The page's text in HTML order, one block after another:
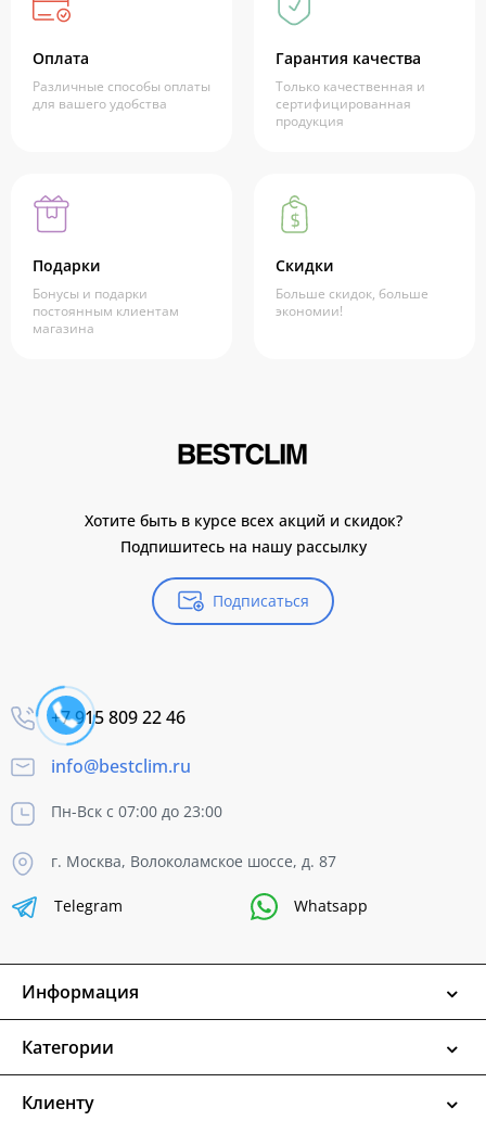
Оплата
Различные способы оплаты
для вашего удобства
Гарантия качества
Только качественная и
сертифицированная
продукция
Подарки
Бонусы и подарки
постоянным клиентам
магазина
Скидки
Больше скидок, больше
экономии!
Хотите быть в курсе всех акций и скидок?
Подпишитесь на нашу рассылку
Подписаться
+7 915 809 22 46
info@bestclim.ru
Пн-Вск с 07:00 до 23:00
г. Москва, Волоколамское шоссе, д. 87
Telegram Whatsapp
Информация
Категории
Клиенту